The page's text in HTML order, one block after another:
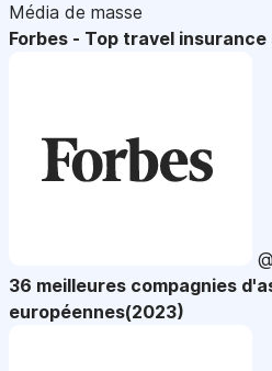
Média de masse
Forbes - Top travel
36 meilleures compagnies
européennes(2023)